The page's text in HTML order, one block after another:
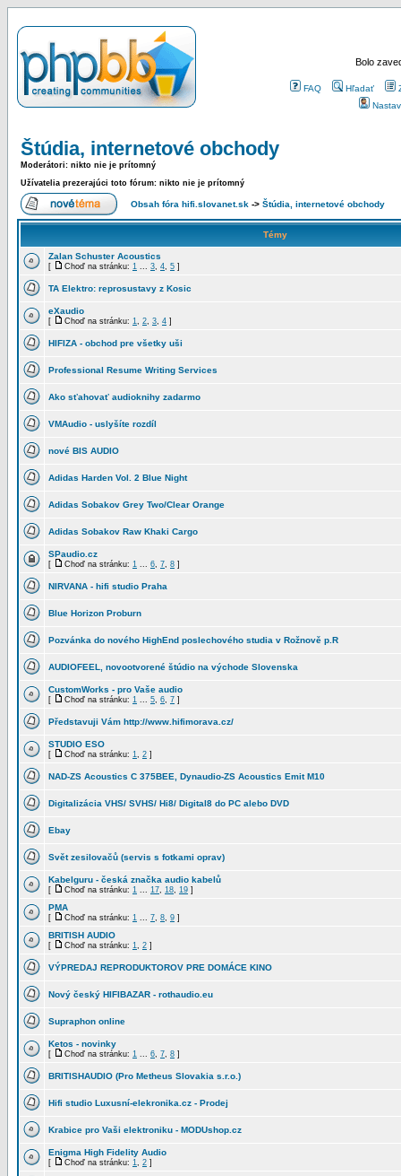
Bolo
FAQ Hľadať
Štúdia, internetové obchody
Moderátori: nikto nie je prítomný
Užívatelia prezerajúci toto fórum: nikto nie je prítomný
Obsah fóra hifi.slovanet.sk -> Štúdia, internetové obchody
Témy
Zalan Schuster Acoustics
[ Choď na stránku: 1 ... 3, 4, 5 ]
TA Elektro: reprosustavy z Kosic
eXaudio
[ Choď na stránku: 1, 2, 3, 4 ]
HIFIZA - obchod pre všetky uši
Professional Resume Writing Services
Ako sťahovať audioknihy zadarmo
VMAudio - uslyšíte rozdíl
nové BIS AUDIO
Adidas Harden Vol. 2 Blue Night
Adidas Sobakov Grey Two/Clear Orange
Adidas Sobakov Raw Khaki Cargo
SPaudio.cz
[ Choď na stránku: 1 ... 6, 7, 8 ]
NIRVANA - hifi studio Praha
Blue Horizon Proburn
Pozvánka do nového HighEnd poslechového studia v Rožnově p.R
AUDIOFEEL, novootvorené štúdio na východe Slovenska
CustomWorks - pro Vaše audio
[ Choď na stránku: 1 ... 5, 6, 7 ]
Představuji Vám http://www.hifimorava.cz/
STUDIO ESO
[ Choď na stránku: 1, 2 ]
NAD-ZS Acoustics C 375BEE, Dynaudio-ZS Acoustics Emit M10
Digitalizácia VHS/ SVHS/ Hi8/ Digital8 do PC alebo DVD
Ebay
Svět zesilovačů (servis s fotkami oprav)
Kabelguru - česká značka audio kabelů
[ Choď na stránku: 1 ... 17, 18, 19 ]
PMA
[ Choď na stránku: 1 ... 7, 8, 9 ]
BRITISH AUDIO
[ Choď na stránku: 1, 2 ]
VÝPREDAJ REPRODUKTOROV PRE DOMÁCE KINO
Nový český HIFIBAZAR - rothaudio.eu
Supraphon online
Ketos - novinky
[ Choď na stránku: 1 ... 6, 7, 8 ]
BRITISHAUDIO (Pro Metheus Slovakia s.r.o.)
Hifi studio Luxusní-elekronika.cz - Prodej
Krabice pro Vaši elektroniku - MODUshop.cz
Enigma High Fidelity Audio
[ Choď na stránku: 1, 2 ]